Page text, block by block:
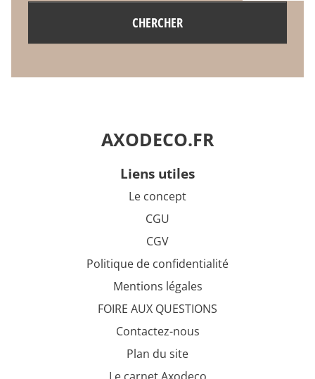
CHERCHER
AXODECO.FR
liens utiles
Le concept
CGU
CGV
Politique de confidentialité
Mentions légales
FOIRE AUX QUESTIONS
Contactez-nous
Plan du site